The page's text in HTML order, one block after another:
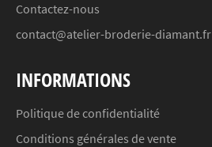
Contactez-nous
contact@atelier-broderie-diamant.fr
INFORMATIONS
Politique de confidentialité
Conditions générales de vente